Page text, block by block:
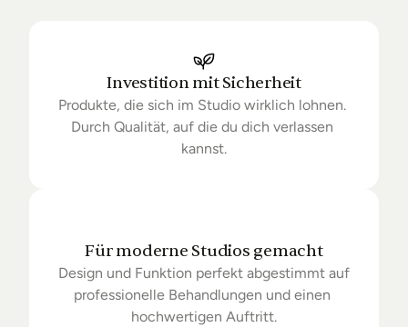
Lieferung unter Umständen um einige Tage
verzögern.Investition mit Sicherheit
Produkte, die sich im Studio wirklich lohnen.
Durch Qualität, auf die du dich verlassen
kannst.
Für moderne Studios gemacht
Design und Funktion perfekt abgestimmt auf
professionelle Behandlungen und einen
hochwertigen Auftritt.